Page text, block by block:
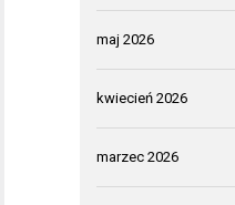
maj 2026
kwiecień 2026
marzec 2026